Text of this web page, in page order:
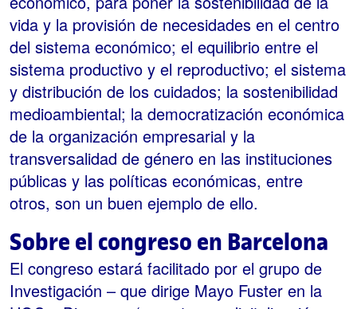
vida y la provisión de necesidades en el centro
del sistema económico; el equilibrio entre el
sistema productivo y el reproductivo; el sistema
y distribución de los cuidados; la sostenibilidad
medioambiental; la democratización económica
de la organización empresarial y la
transversalidad de género en las instituciones
públicas y las políticas económicas, entre
otros, son un buen ejemplo de ello.
Sobre el congreso en Barcelona
El congreso estará facilitado por el grupo de
Investigación – que dirige Mayo Fuster en la